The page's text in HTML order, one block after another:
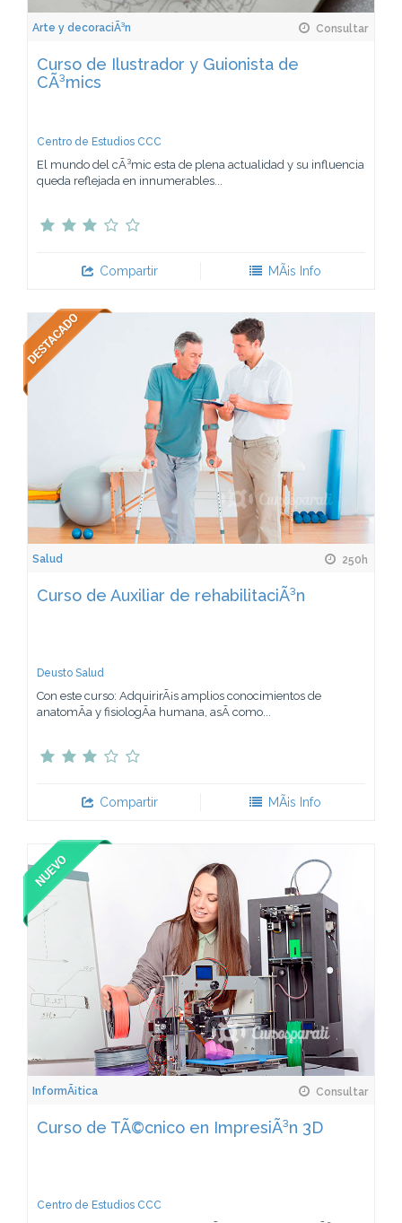
Arte y decoraciÃ³n Consultar
Curso de Ilustrador y Guionista de
CÃ³mics
Centro de Estudios CCC
El mundo del cÃ³mic esta de plena actualidad y su influencia
queda reflejada en innumerables...
Compartir MÃ¡s Info
Salud 250h
Curso de Auxiliar de rehabilitaciÃ³n
Deusto Salud
Con este curso: AdquirirÃ¡s amplios conocimientos de
anatomÃ­a y fisiologÃ­a humana, asÃ­ como...
Compartir MÃ¡s Info
InformÃ¡tica Consultar
Curso de TÃ©cnico en ImpresiÃ³n 3D
Centro de Estudios CCC